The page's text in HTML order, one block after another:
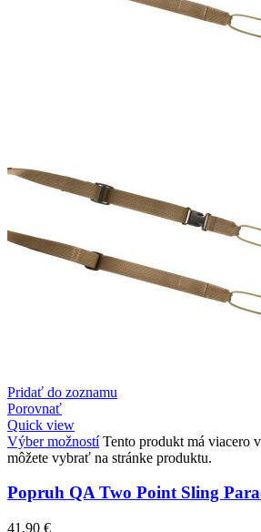
Pridať do zoznamu
Porovnať
Quick view
Výber možností Tento produkt má viacero
môžete vybrať na stránke produktu.
Popruh QA Two Point Sling
41,90 €